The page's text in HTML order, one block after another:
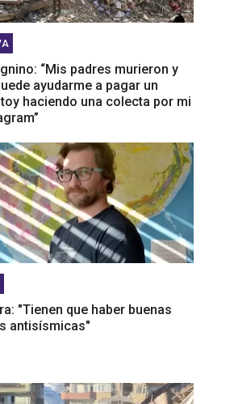
“Mis padres murieron y
ayudarme a pagar un
haciendo una colecta por mi
"Tienen que haber buenas
antisísmicas"